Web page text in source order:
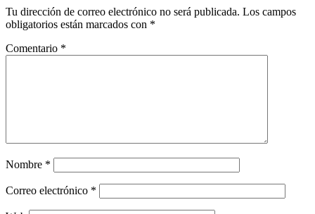
Tu dirección de correo electrónico no será publicada. Los campos
obligatorios están marcados con *
Comentario *
Nombre *
Correo electrónico *